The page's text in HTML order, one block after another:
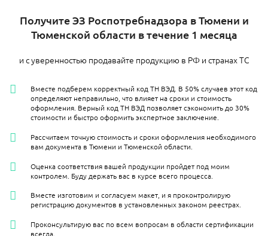
Получите ЭЗ Роспотребнадзора в Тюмени и
Тюменской области в течение 1 месяца
и с уверенностью продавайте продукцию в РФ и странах ТС
Вместе подберем корректный код ТН ВЭД. В 50% случаев этот код
определяют неправильно, что влияет на сроки и стоимость
оформления. Верный код ТН ВЭД позволяет сэкономить до 30%
стоимости и быстро оформить экспертное заключение.
Рассчитаем точную стоимость и сроки оформления необходимого
вам документа в Тюмени и Тюменской области.
Оценка соответствия вашей продукции пройдет под моим
контролем. Буду держать вас в курсе всего процесса.
Вместе изготовим и согласуем макет, и я проконтролирую
регистрацию документов в установленных законом реестрах.
Проконсультирую вас по всем вопросам в области сертификации
всегда.